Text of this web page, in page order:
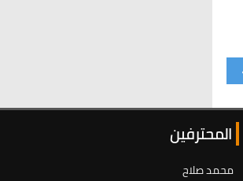
المحترفين
محمد صلاح